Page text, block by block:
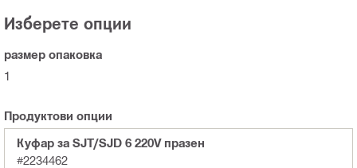
Изберете опции
размер опаковка
1
Продуктови опции
Куфар за SJT/SJD 6 220V празен
#2234462